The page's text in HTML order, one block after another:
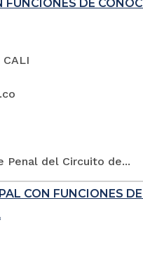
DE
CALI
Penal del Circuito de...
CON FUNCIONES